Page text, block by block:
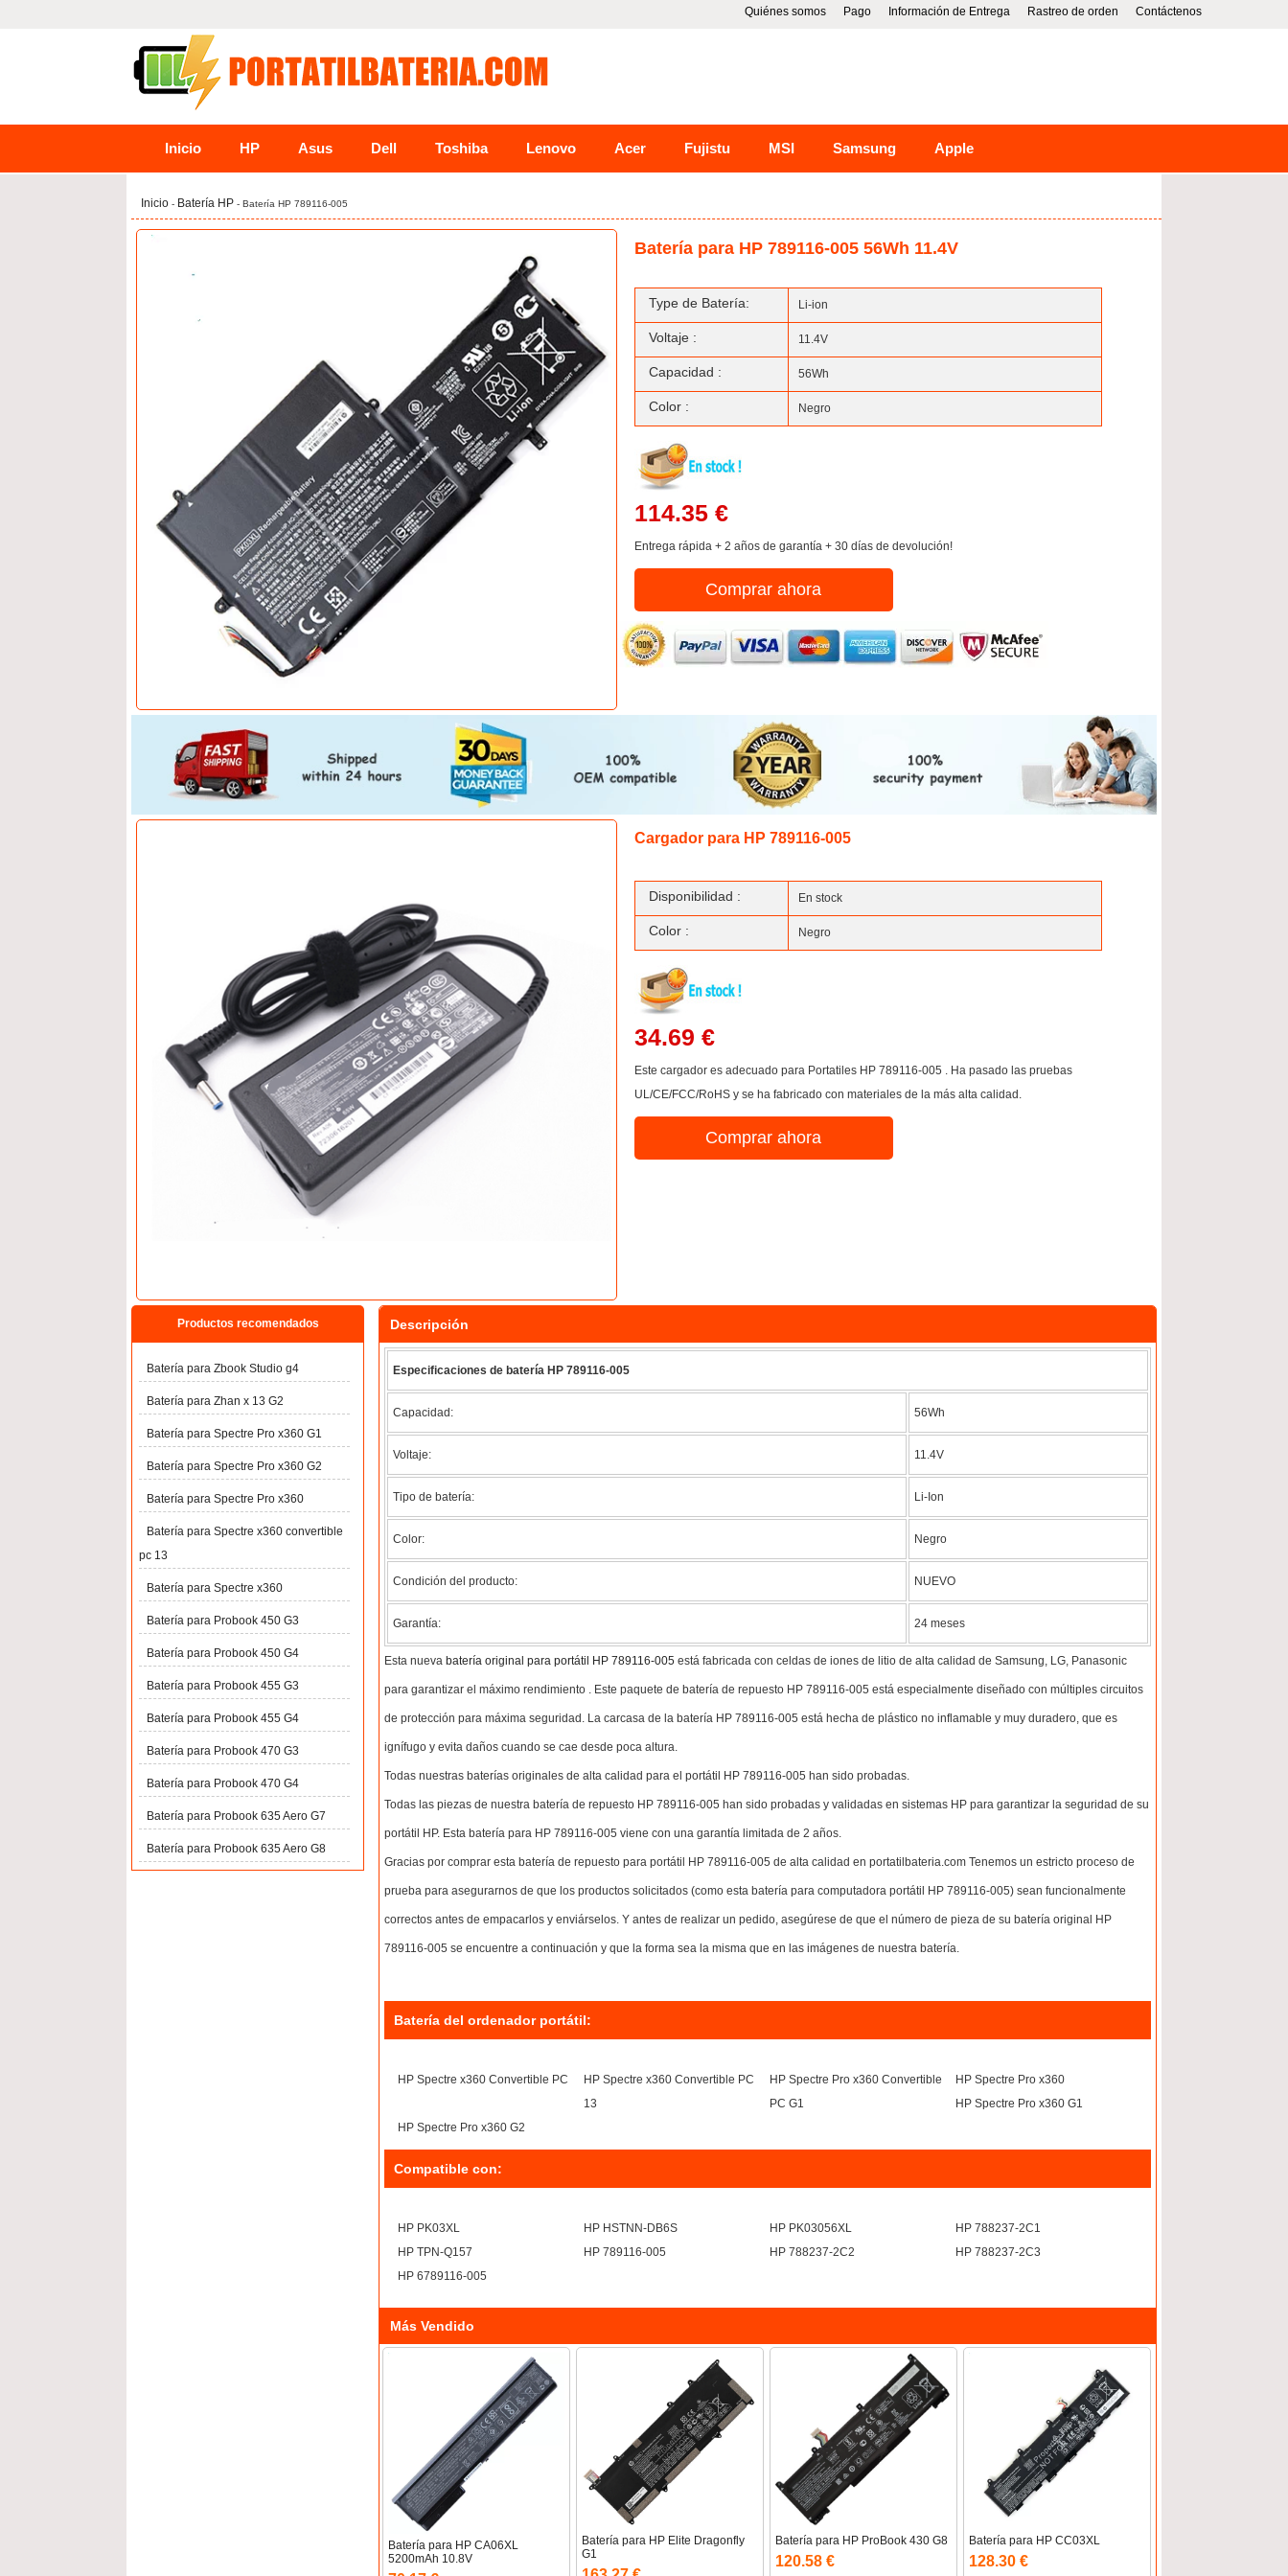
Contáctenos
Rastreo de orden
Información de Entrega
Pago
Quiénes somos
Inicio HP Asus Dell Toshiba Lenovo Acer Fujistu MSI Samsung Apple
Inicio - Batería HP - Batería HP 789116-005
Batería para HP 789116-005 56Wh 11.4V
Type de Batería: Li-ion
Voltaje : 11.4V
Capacidad : 56Wh
Color : Negro
114.35 €
Entrega rápida + 2 años de garantía + 30 días de devolución!
Comprar ahora
Cargador para HP 789116-005
Disponibilidad : En stock
Color : Negro
34.69 €
Este cargador es adecuado para Portatiles HP 789116-005 . Ha pasado las pruebas
UL/CE/FCC/RoHS y se ha fabricado con materiales de la más alta calidad.
Comprar ahora
Descripción
Especificaciones de batería HP 789116-005
Capacidad: 56Wh
Voltaje: 11.4V
Tipo de batería: Li-Ion
Color: Negro
Condición del producto: NUEVO
Garantía: 24 meses
Esta nueva batería original para portátil HP 789116-005 está fabricada con celdas de iones de litio de alta calidad de Samsung, LG, Panasonic
para garantizar el máximo rendimiento . Este paquete de batería de repuesto HP 789116-005 está especialmente diseñado con múltiples circuitos
de protección para máxima seguridad. La carcasa de la batería HP 789116-005 está hecha de plástico no inflamable y muy duradero, que es
ignífugo y evita daños cuando se cae desde poca altura.
Todas nuestras baterías originales de alta calidad para el portátil HP 789116-005 han sido probadas.
Todas las piezas de nuestra batería de repuesto HP 789116-005 han sido probadas y validadas en sistemas HP para garantizar la seguridad de su
portátil HP. Esta batería para HP 789116-005 viene con una garantía limitada de 2 años.
Gracias por comprar esta batería de repuesto para portátil HP 789116-005 de alta calidad en portatilbateria.com Tenemos un estricto proceso de
prueba para asegurarnos de que los productos solicitados (como esta batería para computadora portátil HP 789116-005) sean funcionalmente
correctos antes de empacarlos y enviárselos. Y antes de realizar un pedido, asegúrese de que el número de pieza de su batería original HP
789116-005 se encuentre a continuación y que la forma sea la misma que en las imágenes de nuestra batería.
Batería del ordenador portátil:
HP Spectre x360 Convertible PC
HP Spectre x360 Convertible PC
13
HP Spectre Pro x360 Convertible
PC G1
HP Spectre Pro x360
HP Spectre Pro x360 G1
HP Spectre Pro x360 G2
Compatible con:
HP PK03XL HP HSTNN-DB6S HP PK03056XL
HP 788237-2C1
HP TPN-Q157
HP 789116-005 HP 788237-2C2
HP 788237-2C3
HP 6789116-005
Más Vendido
Batería para HP CA06XL
5200mAh 10.8V
Batería para HP Elite Dragonfly
G1
Batería para HP ProBook 430 G8
120.58 €
Batería para HP CC03XL
128.30 €
Productos recomendados
Batería para Zbook Studio g4
Batería para Zhan x 13 G2
Batería para Spectre Pro x360 G1
Batería para Spectre Pro x360 G2
Batería para Spectre Pro x360
Batería para Spectre x360 convertible
pc 13
Batería para Spectre x360
Batería para Probook 450 G3
Batería para Probook 450 G4
Batería para Probook 455 G3
Batería para Probook 455 G4
Batería para Probook 470 G3
Batería para Probook 470 G4
Batería para Probook 635 Aero G7
Batería para Probook 635 Aero G8